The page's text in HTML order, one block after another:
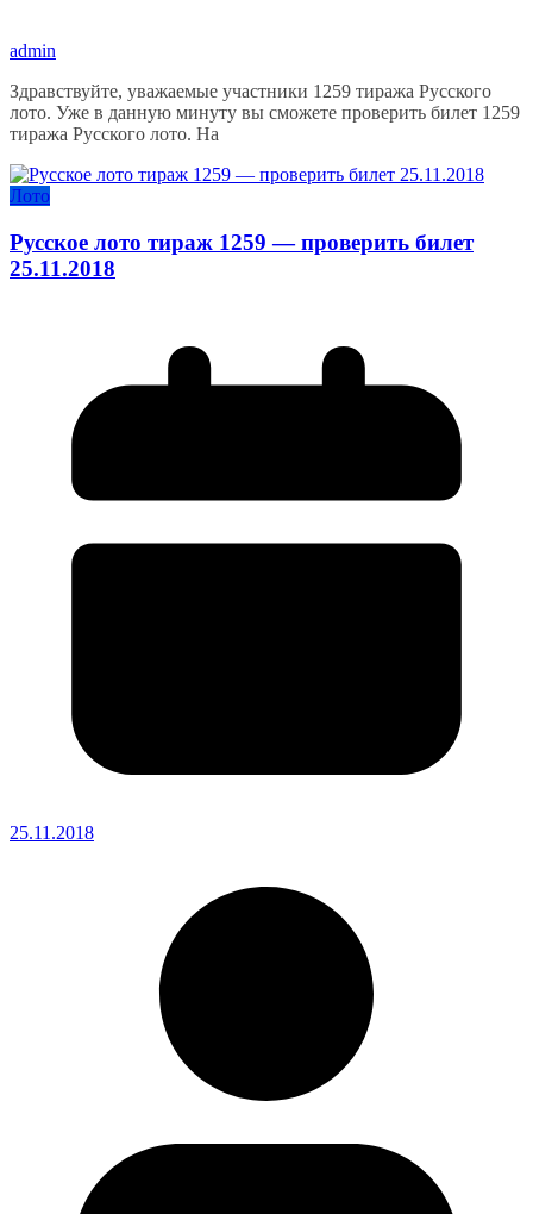
admin
Здравствуйте, уважаемые участники 1259 тиража Русского
лото. Уже в данную минуту вы сможете проверить билет 1259
тиража Русского лото. На
Лото
Русское лото тираж 1259 — проверить билет
25.11.2018
25.11.2018